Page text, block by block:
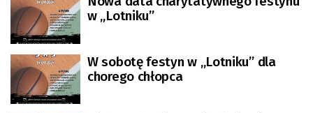
w „Lotniku”
W sobotę festyn w „Lotniku” dla
chorego chłopca